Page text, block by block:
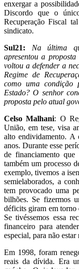
enxergar a
Discordo que o
Recuperação Fiscal
sindicato.
Sul21: Na última
apresentou a
voltou a defender a
Regime de
como uma condição
Estado? O senhor
proposta pelo atual
Celso Malhani: O
União, em tese, visa
alto endividamento.
anos. Durante esse
de financiamento
também um processo
exemplo, tivemos a
semielaborados, a
tem provocado uma
bilhões. Se fizermos
déficits giram em torno
Se tivéssemos essa
financeiro para
especial, para não
Em 1998, foram
reais da dívida. Era